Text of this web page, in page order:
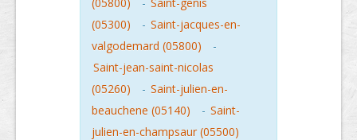
(05300)
- Saint-jacques-en-
valgodemard (05800)
-
Saint-jean-saint-nicolas
(05260)
- Saint-julien-en-
beauchene (05140)
- Saint-
julien-en-champsaur (05500)